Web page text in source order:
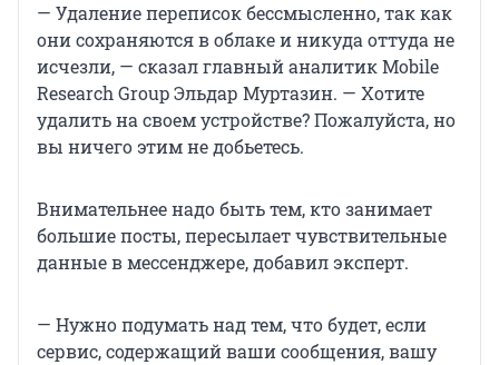
— Удаление переписок бессмысленно, так как
они сохраняются в облаке и никуда оттуда не
исчезли, — сказал главный аналитик Mobile
Research Group Эльдар Муртазин. — Хотите
удалить на своем устройстве? Пожалуйста, но
вы ничего этим не добьетесь.
Внимательнее надо быть тем, кто занимает
большие посты, пересылает чувствительные
данные в мессенджере, добавил эксперт.
— Нужно подумать над тем, что будет, если
сервис, содержащий ваши сообщения, вашу